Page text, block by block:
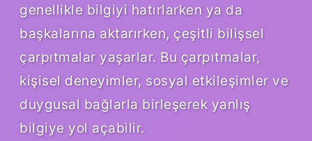
genellikle bilgiyi hatırlarken ya da
başkalarına aktarırken, çeşitli bilişsel
çarpıtmalar yaşarlar. Bu çarpıtmalar,
kişisel deneyimler, sosyal etkileşimler ve
duygusal bağlarla birleşerek yanlış
bilgiye yol açabilir.